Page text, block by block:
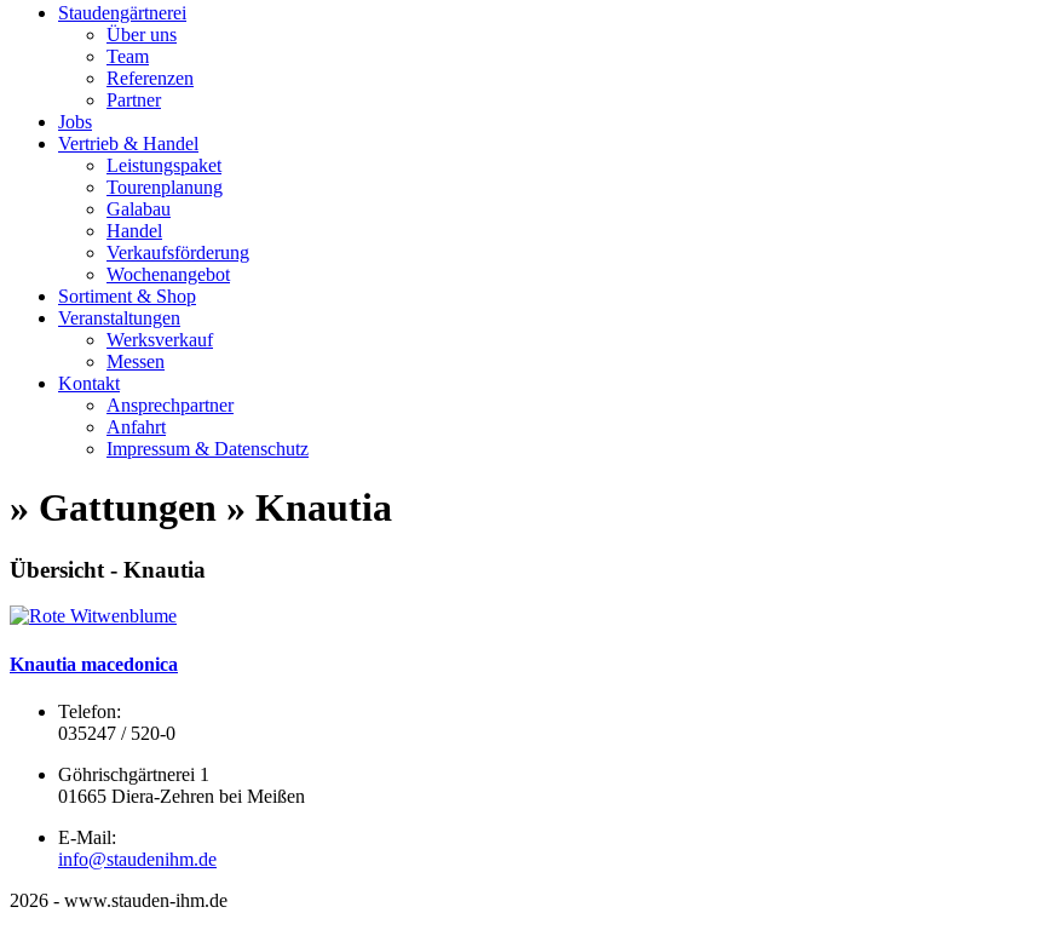
Staudengärtnerei
Über uns
Team
Referenzen
Partner
Jobs
Vertrieb & Handel
Leistungspaket
Tourenplanung
Galabau
Handel
Verkaufsförderung
Wochenangebot
Sortiment & Shop
Veranstaltungen
Werksverkauf
Messen
Kontakt
Ansprechpartner
Anfahrt
Impressum & Datenschutz
» Gattungen » Knautia
Übersicht - Knautia
Knautia macedonica
Telefon:
035247 / 520-0
Göhrischgärtnerei 1
01665 Diera-Zehren bei Meißen
E-Mail:
info@staudenihm.de
2026 - www.stauden-ihm.de